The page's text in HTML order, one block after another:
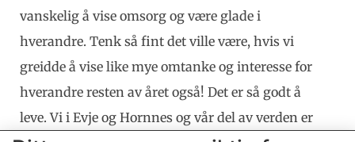
vanskelig å vise omsorg og være glade i
hverandre. Tenk så fint det ville være, hvis vi
greidde å vise like mye omtanke og interesse for
hverandre resten av året også! Det er så godt å
leve. Vi i Evje og Hornnes og vår del av verden er